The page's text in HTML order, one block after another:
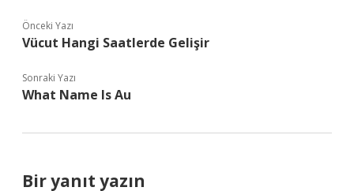
Önceki Yazı
Vücut Hangi Saatlerde Gelişir
Sonraki Yazı
What Name Is Au
Bir yanıt yazın